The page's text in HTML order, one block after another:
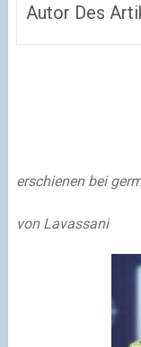
Autor Des
erschienen bei
von Lavassani